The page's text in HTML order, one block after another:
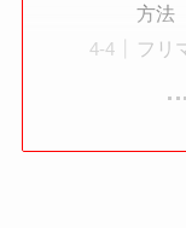
方法
フリ